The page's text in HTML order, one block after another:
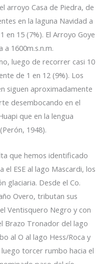
arroyo Casa de Piedra, de
en la laguna Navidad a
en 15 (7%). El Arroyo Goye
a 1600m.s.n.m.
luego de recorrer casi 10
de 1 en 12 (9%). Los
siguen aproximadamente
desembocando en el
que en la lengua
1948).
que hemos identificado
el ESE al lago Mascardi, los
glaciaria. Desde el Co.
Overo, tributan sus
Ventisquero Negro y con
Brazo Tronador del lago
al O al lago Hess/Roca y
torcer rumbo hacia el